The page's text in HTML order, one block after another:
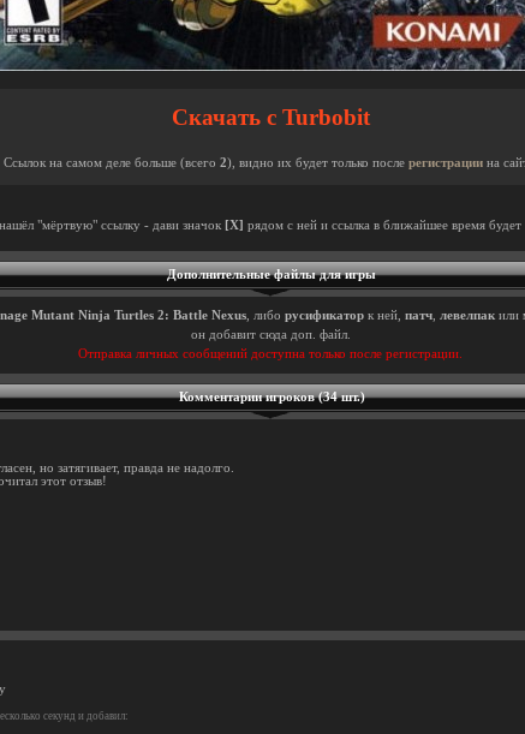
Скачать с Turbobit
Ссылок на самом деле больше (всего 2), видно их будет только после регистрациина
"мёртвую" ссылку - дави значок [X] рядом с ней и ссылка в ближайшее время будет
Дополнительные файлы для игры
Mutant Ninja Turtles 2: Battle Nexus, либо русификаторк ней, патч, левелпакили
он добавит сюда доп. файл.
Отправка личных сообщений доступна только после регистрации.
Комментарии игроков (34 шт.)
но затягивает, правда не надолго.
этот отзыв!
секунд и добавил: